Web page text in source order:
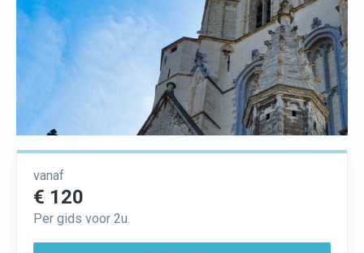
vanaf
€ 120
Per gids voor 2u.